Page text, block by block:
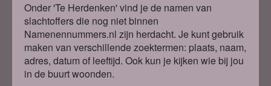
Onder 'Te Herdenken' vind je de namen van
slachtoffers die nog niet binnen
Namenennummers.nl zijn herdacht. Je kunt gebruik
maken van verschillende zoektermen: plaats, naam,
adres, datum of leeftijd. Ook kun je kijken wie bij jou
in de buurt woonden.